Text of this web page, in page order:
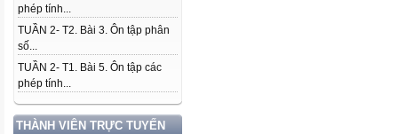
phép tính...
TUẦN 2- T2. Bài 3. Ôn tập phân
số...
TUẦN 2- T1. Bài 5. Ôn tập các
phép tính...
THÀNH VIÊN TRỰC TUYẾN